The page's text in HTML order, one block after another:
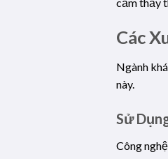
Các
Ngành
này.
Sử
Công